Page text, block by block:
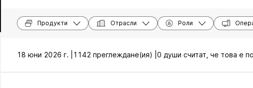
Продукти Отрасли Роли
18 юни 2026 г. | 1142 преглеждане(ия) | 0 души считат, че това е